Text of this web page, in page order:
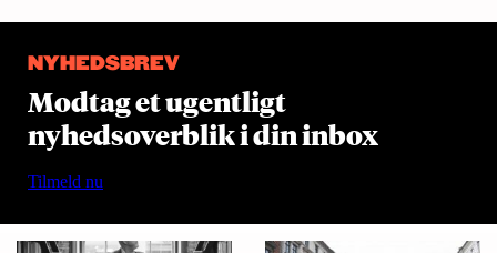
NYHEDSBREV
Modtag et ugentligt
nyhedsoverblik i din inbox
Tilmeld nu